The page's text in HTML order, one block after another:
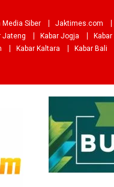
Media Siber Jaktimes.com
Jateng Kabar Jogja
Kabar Kaltara Kabar Bali